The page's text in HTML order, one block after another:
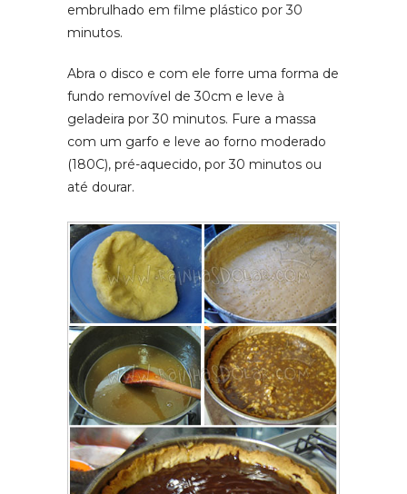
embrulhado em filme plástico por 30
minutos.
Abra o disco e com ele forre uma forma de
fundo removível de 30cm e leve à
geladeira por 30 minutos. Fure a massa
com um garfo e leve ao forno moderado
(180C), pré-aquecido, por 30 minutos ou
até dourar.